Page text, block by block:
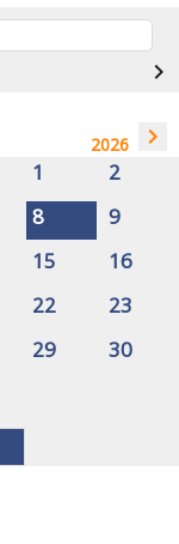
navigate_next
2026 navigate_next
1
2
8
9
15
16
22
23
29
30